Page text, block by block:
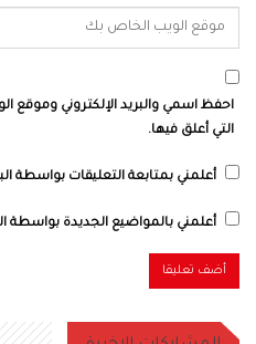
احفظ اسمي والبريد الإلكتروني وموقع
التي أعلق فيها.
أعلمني بمتابعة التعليقات بواسطة
أعلمني بالمواضيع الجديدة بواسطة